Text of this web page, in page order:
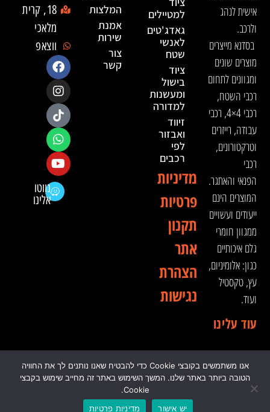
אישית לנהג
ולרכב.
בסדנא מייצרים
מוצרים שונים
ומגוונים לתחום
רכבי השטח,
רכבי 4×4, רכבי
עבודה, רייזרים
וטרקטורונים,
רכבי
הפנאי והאתגר.
המוצרים הינם
ייעודים ועשויים
ממגוון חומרי
גלם איכותיים
כגון: אלומיניום,
עץ, טקסטיל
ועוד.
עוד עלינו
למטיילים
גאדג'טים
לאנשי
שטח
ציוד
בישול
ומעשנות
למדורה
זיווד
ואבזור
לפי
רכבים
מדיניות
פרטיות
תקנון
אתר
הצהרת
נגישות
המלצות
אמנת
שירות
צור
קשר
18, קרית
מלאכי
ווצאפ
נווטו
אלינו
© 2024 כל הזכויות שמורות לדה וינצ'י - הסדנא לאבזור
רכבי שטח
אנו משתמשים בקובצי Cookie כדי להבטיח שאנו נותנים לך את החוויה
הטובה ביותר באתר שלנו. המשך השימוש באתר זה מחייב שימוש בקבצי
Cookie.
יש אישור
מדיניות פרטיות